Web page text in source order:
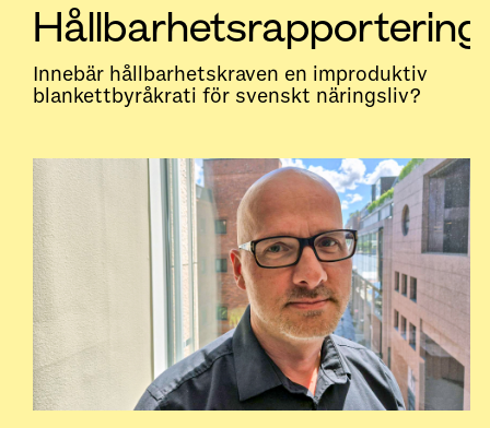
Hållbarhetsrapportering
Innebär hållbarhetskraven en improduktiv
blankettbyråkrati för svenskt näringsliv?